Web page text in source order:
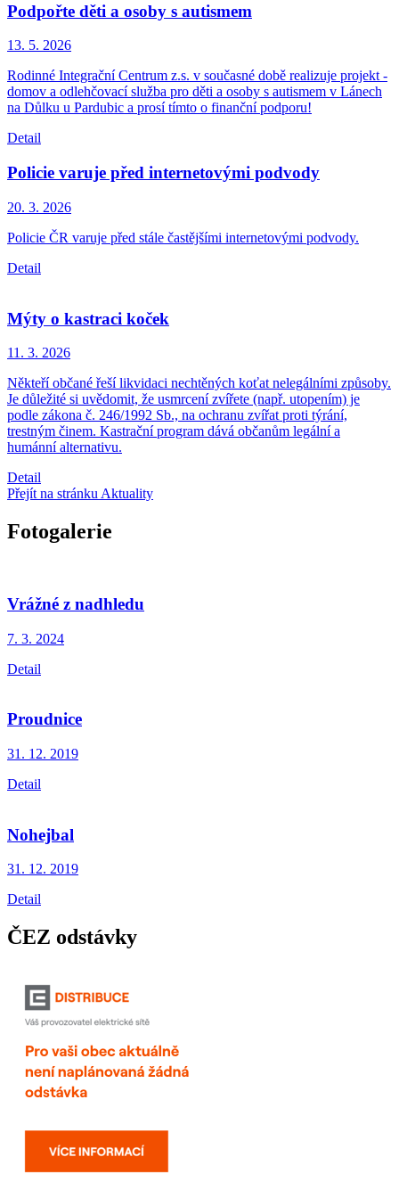
Podpořte děti a osoby s autismem
13. 5. 2026
Rodinné Integrační Centrum z.s. v současné době realizuje projekt -
domov a odlehčovací služba pro děti a osoby s autismem v Lánech
na Důlku u Pardubic a prosí tímto o finanční podporu!
Detail
Policie varuje před internetovými podvody
20. 3. 2026
Policie ČR varuje před stále častějšími internetovými podvody.
Detail
Mýty o kastraci koček
11. 3. 2026
Někteří občané řeší likvidaci nechtěných koťat nelegálními způsoby.
Je důležité si uvědomit, že usmrcení zvířete (např. utopením) je
podle zákona č. 246/1992 Sb., na ochranu zvířat proti týrání,
trestným činem. Kastrační program dává občanům legální a
humánní alternativu.
Detail
Přejít na stránku Aktuality
Fotogalerie
Vrážné z nadhledu
7. 3. 2024
Detail
Proudnice
31. 12. 2019
Detail
Nohejbal
31. 12. 2019
Detail
ČEZ odstávky